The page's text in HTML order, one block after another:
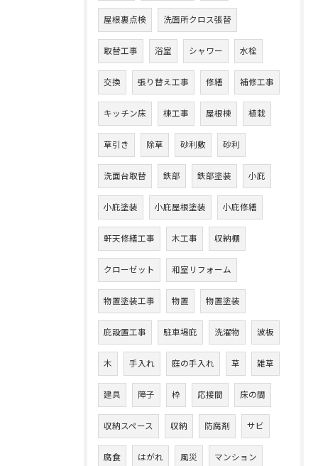
屋根裏点検 洗面所クロス張替
取替工事 浴室 シャワー 水栓
交換 張り替え工事 修繕 補修工事
キッチン床 棟工事 屋根棟 植栽
草引き 除草 砂利敷 砂利
洗面台取替 鉄部 鉄部塗装 小庇
小庇塗装 小庇屋根塗装 小庇修繕
軒天修繕工事 木工事 収納棚
クローゼット 和室リフォーム
物置塗装工事 物置 物置塗装
庇設置工事 駐車場庇 洗濯物 波板
木 手入れ 庭の手入れ 草 雑草
建具 障子 枠 応接間 床の間
収納スペース 収納 防腐剤 サビ
腐食 はがれ 風災 マンション